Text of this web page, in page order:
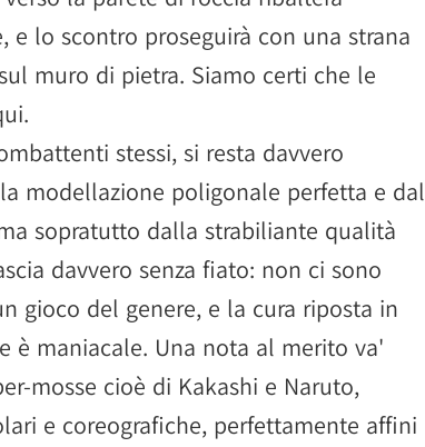
e lo scontro proseguirà con una strana
muro di pietra. Siamo certi che le
stessi, si resta davvero
modellazione poligonale perfetta e dal
sopratutto dalla strabiliante qualità
davvero senza fiato: non ci sono
gioco del genere, e la cura riposta in
è maniacale. Una nota al merito va'
mosse cioè di Kakashi e Naruto,
e coreografiche, perfettamente affini